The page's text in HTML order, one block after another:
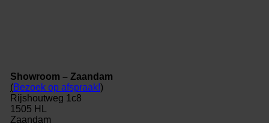
Showroom – Zaandam
(Bezoek op afspraak!)
Rijshoutweg 1c8
1505 HL
Zaandam